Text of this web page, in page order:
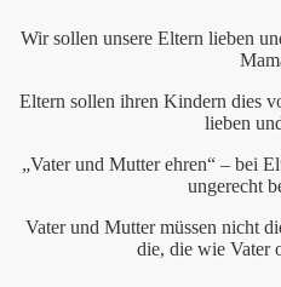
Wir sollen unsere Eltern lieben
Eltern sollen ihren Kindern dies
lieben
„Vater und Mutter ehren“ – bei
ungerecht
Vater und Mutter müssen nicht
die, die wie Vater